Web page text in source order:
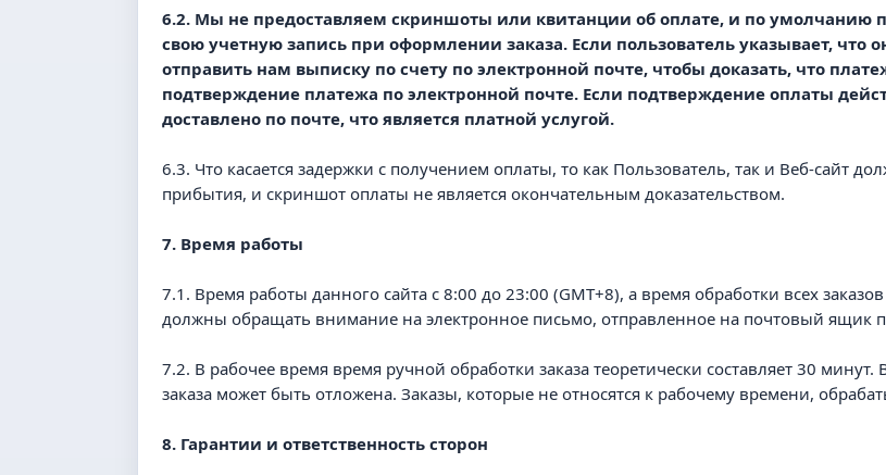
6.2. Мы не предоставляем скриншоты или квитанции об оплате, и по умолчанию
свою учетную запись при оформлении заказа. Если пользователь указывает,
отправить нам выписку по счету по электронной почте, чтобы доказать, что
подтверждение платежа по электронной почте. Если подтверждение оплаты
доставлено по почте, что является платной услугой.
6.3. Что касается задержки с получением оплаты, то как Пользователь, так и Веб-сайт
прибытия, и скриншот оплаты не является окончательным доказательством.
7. Время работы
7.1. Время работы данного сайта с 8:00 до 23:00 (GMT+8), а время обработки всех
должны обращать внимание на электронное письмо, отправленное на почтовый ящик
7.2. В рабочее время время ручной обработки заказа теоретически составляет 30 минут.
заказа может быть отложена. Заказы, которые не относятся к рабочему времени,
8. Гарантии и ответственность сторон